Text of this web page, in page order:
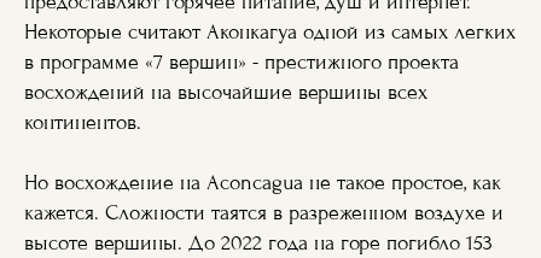
Некоторые считают Аконкагуа одной из самых легких
в программе «7 вершин» - престижного проекта
восхождений на высочайшие вершины всех
континентов.
Но восхождение на Aconcagua не такое простое, как
кажется. Сложности таятся в разреженном воздухе и
высоте вершины. До 2022 года на горе погибло 153